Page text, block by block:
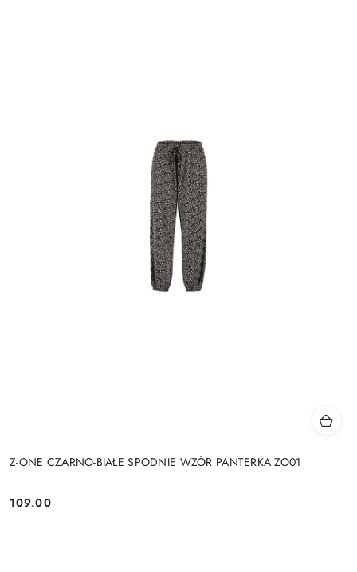
Z-ONE CZARNO-BIAŁE SPODNIE WZÓR PANTERKA ZO01
Cena:
109.00